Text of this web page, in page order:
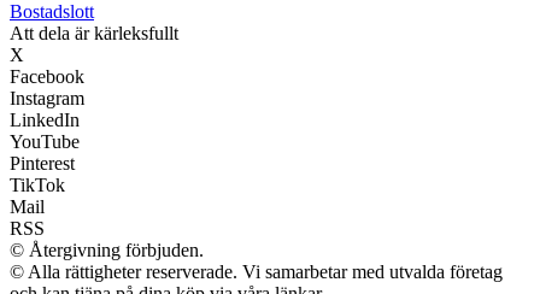
Bostadslott
Att dela är kärleksfullt
X
Facebook
Instagram
LinkedIn
YouTube
Pinterest
TikTok
Mail
RSS
© Återgivning förbjuden.
© Alla rättigheter reserverade. Vi samarbetar med utvalda företag